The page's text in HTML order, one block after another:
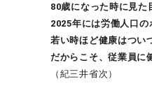
80歳になった時に見た
2025年には労働人口
若い時ほど健康はつい
だからこそ、従業員に
（紀三井省次）